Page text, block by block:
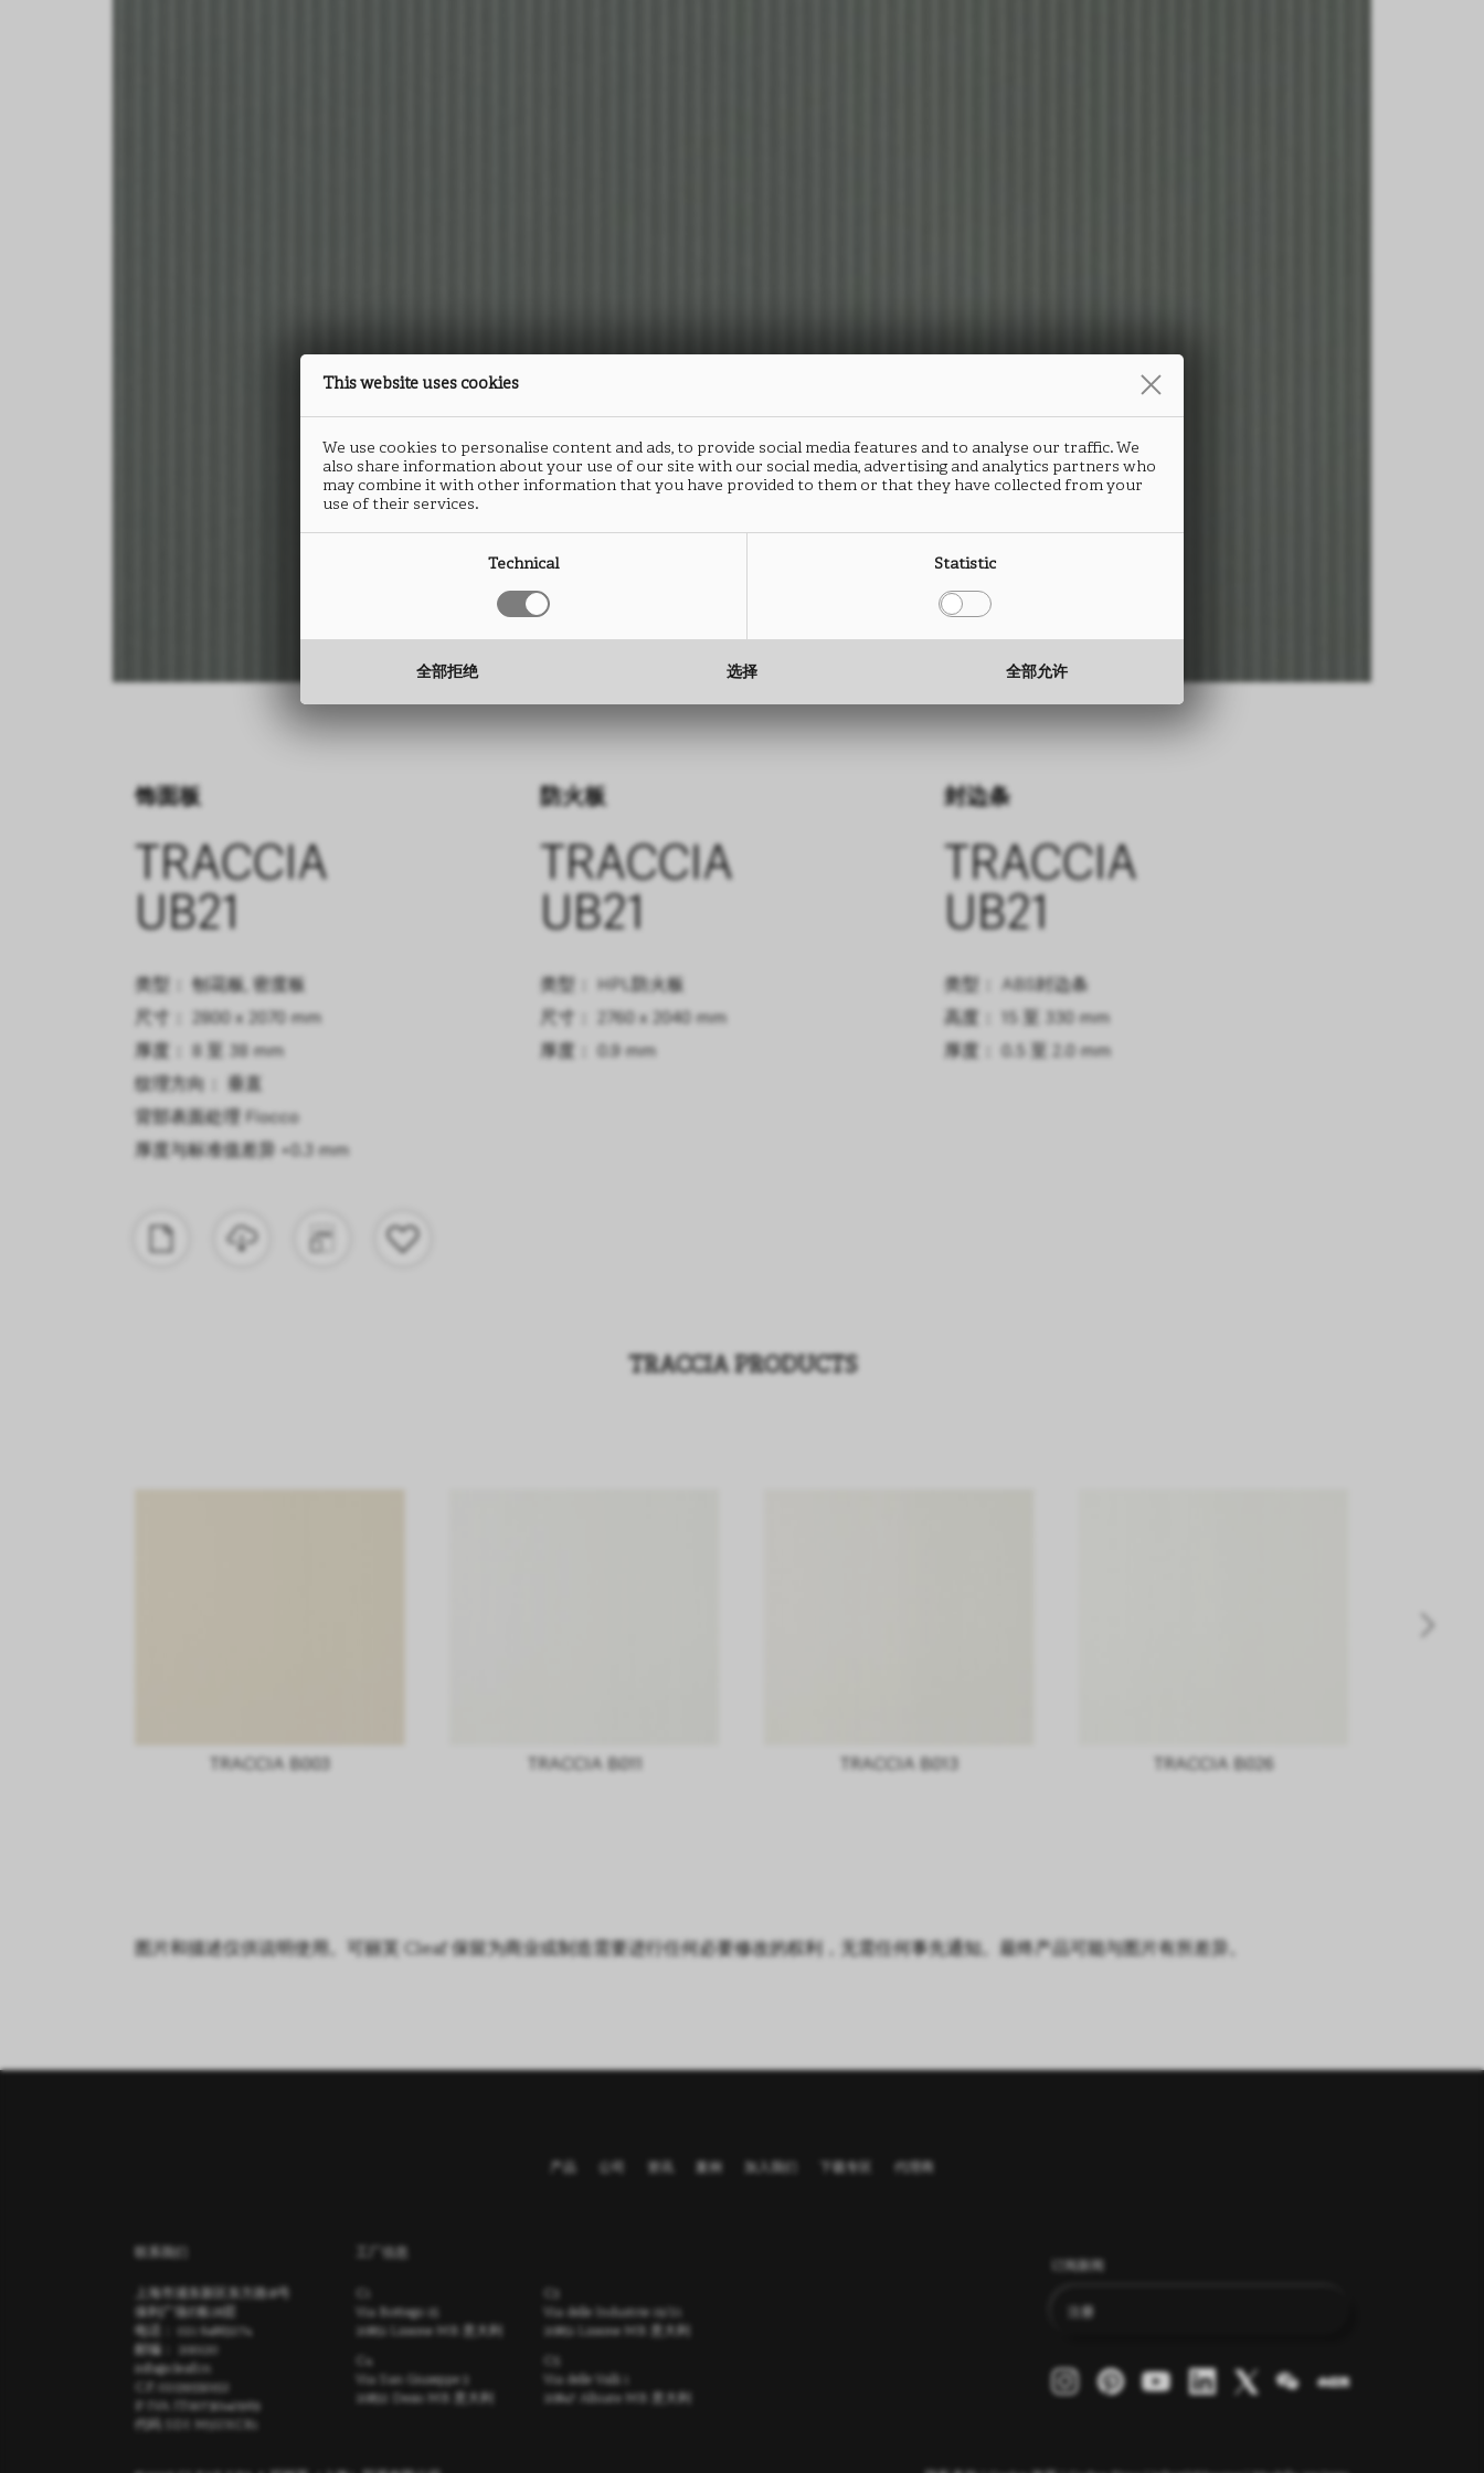
饰面板
TRACCIA
UB21
类型： 刨花板, 密度板
尺寸： 2800 x 2070 mm
厚度： 8 至 38 mm
纹理方向： 垂直
背部表面处理 Fiocco
厚度与标准值差异 +0.3 mm
防火板
TRACCIA
UB21
类型： HPL防火板
尺寸： 2760 x 2040 mm
厚度： 0.9 mm
封边条
TRACCIA
UB21
类型： ABS封边条
高度： 15 至 330 mm
厚度： 0.5 至 2.0 mm
TRACCIA PRODUCTS
TRACCIA B003 TRACCIA B011 TRACCIA B013 TRACCIA B026
图片和描述仅供说明使用。可丽芙 Cleaf 保留为商业或制造需要进行任何必要修改的权利，无需任何事先通知。最终产品可能与图片有所差异。
产品 公司 资讯 案例 加入我们 下载专区 代理商
联系我们
上海市浦东新区东方路18号
保利广场E栋28层
电话： 021 64863274
邮编： 200120
info@cleaf.cn
C.F.: 02139550152
P. IVA: IT00730140969
代码 SDI: M5UXCR1
工厂信息
Via Bottego 15
20851 Lissone MB 意大利
C3
Via delle Industrie 19/21
20851 Lissone MB 意大利
C4
Via San Giuseppe 3
20832 Desio MB 意大利
C5
Via delle Valli 1
20847 Albiate MB 意大利
订阅新闻
注册
This website uses cookies
We use cookies to personalise content and ads, to provide social media features and to analyse our traffic. We
also share information about your use of our site with our social media, advertising and analytics partners who
may combine it with other information that you have provided to them or that they have collected from your
use of their services.
Technical Statistic
全部拒绝 选择 全部允许